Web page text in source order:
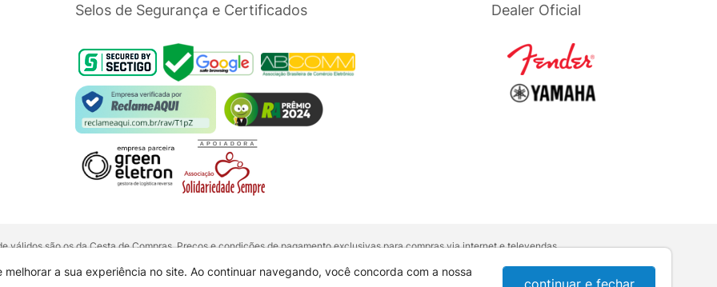
Selos de Segurança e Certificados Dealer Oficial
válidos são os da Cesta de Compras. Preços e condições de pagamento exclusivas para compras via internet e televendas.
do mesmo produto, entre em contato com o nosso canal de
outro meio de comunicação ou sites de buscas. Código de Defesa do Consumidor:Lei nº 8.078.
a sua experiência no site. Ao continuar navegando, você concorda com a nossa
continuar e fechar